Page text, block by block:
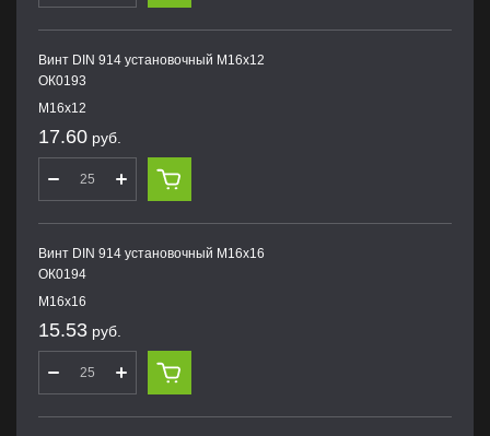
Винт DIN 914 установочный М16х12
ОК0193
М16х12
17.60 руб.
Винт DIN 914 установочный М16х16
ОК0194
М16х16
15.53 руб.